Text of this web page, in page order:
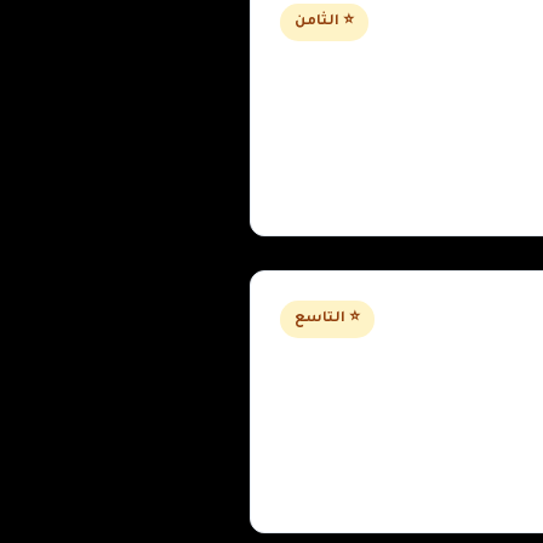
⭐ الثامن
⭐ التاسع